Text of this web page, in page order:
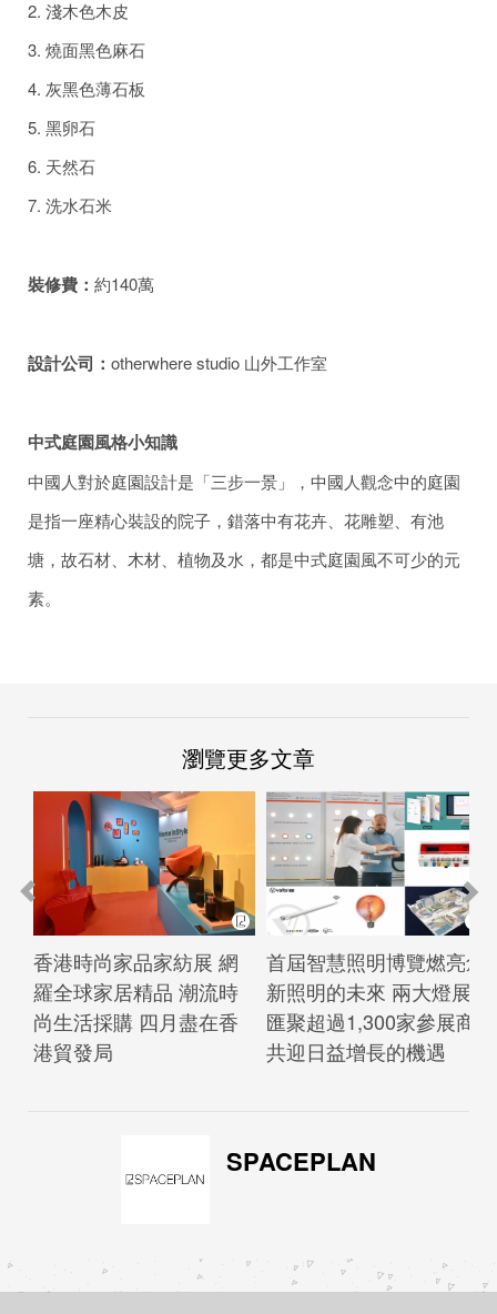
2. 淺木色木皮
3. 燒面黑色麻石
4. 灰黑色薄石板
5. 黑卵石
6. 天然石
7. 洗水石米
裝修費： 約140萬
設計公司： otherwhere studio 山外工作室
中式庭園風格小知識
中國人對於庭園設計是「三步一景」，中國人觀念中的庭園
是指一座精心裝設的院子，錯落中有花卉、花雕塑、有池
塘，故石材、木材、植物及水，都是中式庭園風不可少的元
素。
瀏覽更多文章
香港時尚家品家紡展 網
羅全球家居精品 潮流時
尚生活採購 四月盡在香
港貿發局
首屆智慧照明博覽燃亮創
新照明的未來 兩大燈展
匯聚超過1,300家參展商
共迎日益增長的機遇
SPACEPLAN